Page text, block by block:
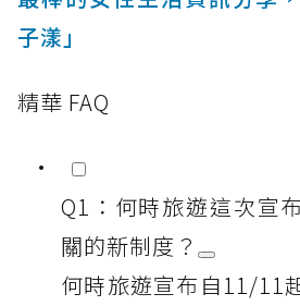
子漾」
精華 FAQ
Q1：何時旅遊這次宣
關的新制度？
何時旅遊宣布自11/11